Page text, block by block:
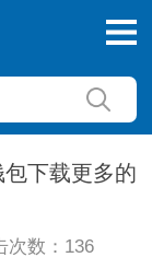
下载更多的
次数：136